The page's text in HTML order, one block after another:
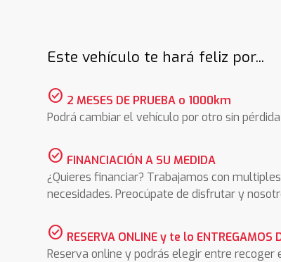
Este vehículo te hará feliz por...
check_circle 2 MESES DE PRUEBA o 1000km
Podrá cambiar el vehículo por otro sin
check_circle FINANCIACIÓN A SU MEDIDA
¿Quieres financiar? Trabajamos con
necesidades. Preocúpate de disfrutar y
check_circle RESERVA ONLINE y te lo ENTREGAMOS
Reserva online y podrás elegir entre